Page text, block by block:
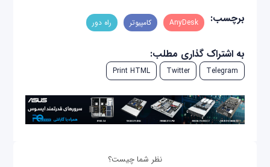
برچسب:
AnyDesk کامپیوتر راه دور
به اشتراک گذاری مطلب:
Telegram
Twitter
Print HTML
نظر شما چیست؟